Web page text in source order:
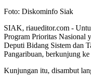
Foto: Diskominfo Siak
SIAK, riaueditor.com -
Program Prioritas
Deputi Bidang Sistem dan
Pangaribuan, berkunjung
Kunjungan itu, disambut